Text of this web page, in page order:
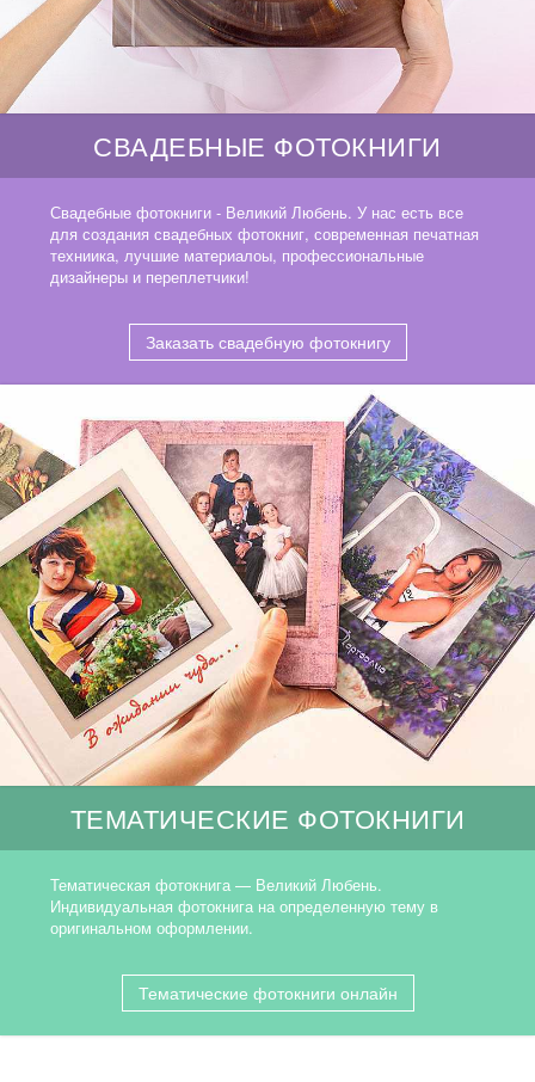
СВАДЕБНЫЕ ФОТОКНИГИ
Свадебные фотокниги - Великий Любень. У нас есть все
для создания свадебных фотокниг, современная печатная
техниика, лучшие материалоы, профессиональные
дизайнеры и переплетчики!
Заказать свадебную фотокнигу
ТЕМАТИЧЕСКИЕ ФОТОКНИГИ
Тематическая фотокнига — Великий Любень.
Индивидуальная фотокнига на определенную тему в
оригинальном оформлении.
Тематические фотокниги онлайн